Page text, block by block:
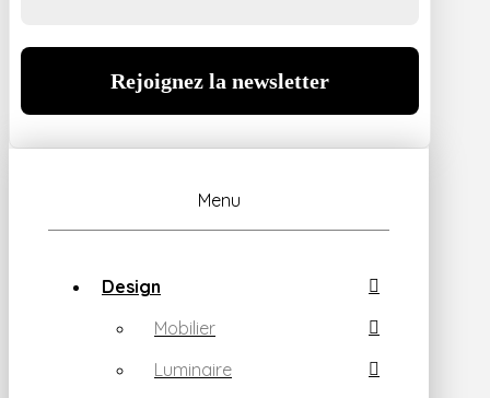
Menu
Design
Mobilier
Luminaire